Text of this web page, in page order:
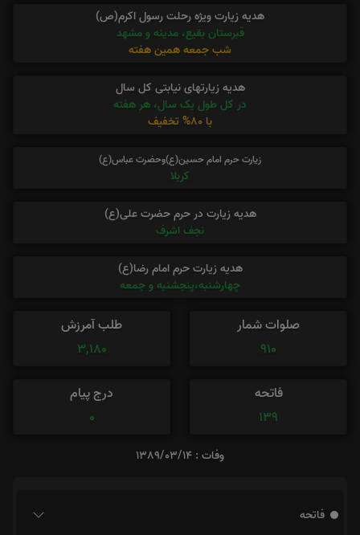
هدیه زیارت ویژه رحلت رسول اکرم(ص)
قبرستان بقیع، مدینه و مشهد
شب جمعه همین هفته
هدیه زیارتهای نیابتی کل سال
در کل طول یک سال، هر هفته
با 80% تخفیف
زیارت حرم امام حسین(ع)وحضرت عباس(ع)
کربلا
هدیه زیارت در حرم حضرت علی(ع)
نجف اشرف
هدیه زیارت حرم امام رضا(ع)
چهارشنبه،پنجشنبه و جمعه
صلوات شمار
910
طلب آمرزش
3,180
فاتحه
139
درج پیام
0
وفات : 1389/03/14
فاتحه